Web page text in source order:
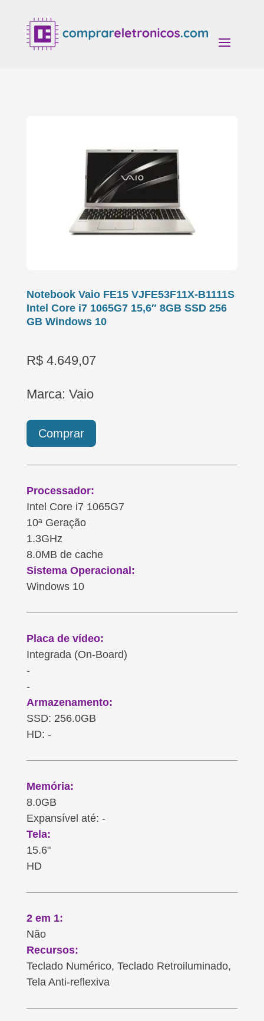
Notebook Vaio FE15 VJFE53F11X-B1111S
Intel Core i7 1065G7 15,6″ 8GB SSD 256
GB Windows 10
R$ 4.649,07
Marca: Vaio
Comprar
Processador:
Intel Core i7 1065G7
10ª Geração
1.3GHz
8.0MB de cache
Sistema Operacional:
Windows 10
Placa de vídeo:
Integrada (On-Board)
-
-
Armazenamento:
SSD: 256.0GB
HD: -
Memória:
8.0GB
Expansível até: -
Tela:
15.6"
HD
2 em 1:
Não
Recursos:
Teclado Numérico, Teclado Retroiluminado,
Tela Anti-reflexiva